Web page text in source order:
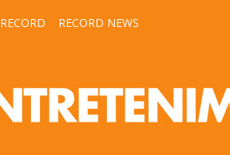
RECORD RECORD NEWS